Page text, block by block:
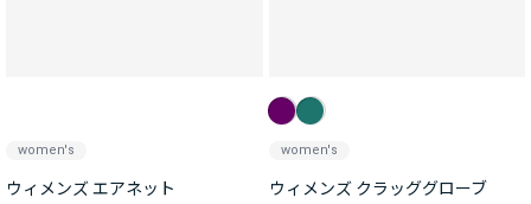
women's
ウィメンズ エアネット
women's
ウィメンズ クラッググローブ